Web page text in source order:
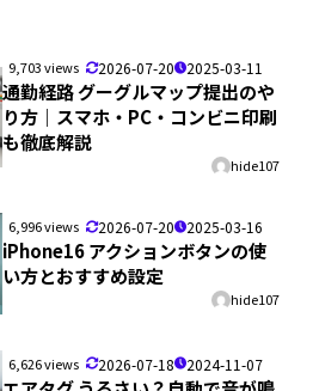
9,703 views 2026-07-20 2025-03-11
通勤経路 グーグルマップ提出のや
り方｜スマホ・PC・コンビニ印刷
も徹底解説
hide107
6,996 views 2026-07-20 2025-03-16
iPhone16 アクションボタンの使
い方とおすすめ設定
hide107
6,626 views 2026-07-18 2024-11-07